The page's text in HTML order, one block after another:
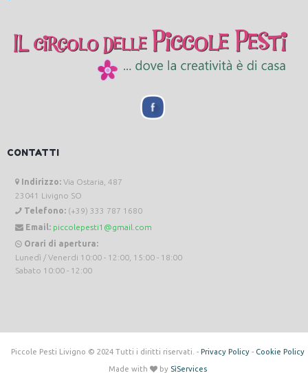
CONTATTI
Indirizzo: Via Ostaria, 487
23041 Livigno SO
Telefono: (+39) 333 787 1680
Email: piccolepesti1@gmail.com
Orari di apertura:
Lunedì / Venerdi 10:00 - 12:00, 15:00 - 18:00
Sabato 10:00 - 12:00
Piccole Pesti Livigno © 2024 Tutti i diritti riservati. - Privacy Policy- Cookie Policy
Made with by SìServices